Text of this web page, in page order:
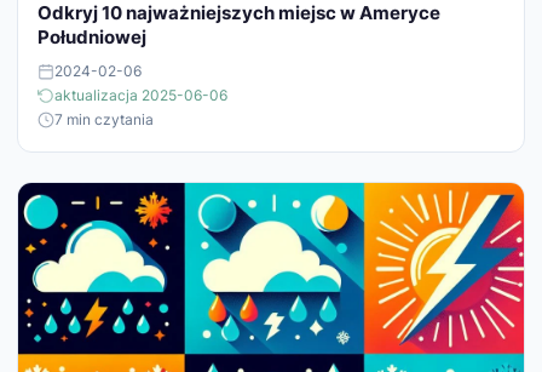
Odkryj 10 najważniejszych miejsc w Ameryce
Południowej
2024-02-06
aktualizacja 2025-06-06
7 min czytania